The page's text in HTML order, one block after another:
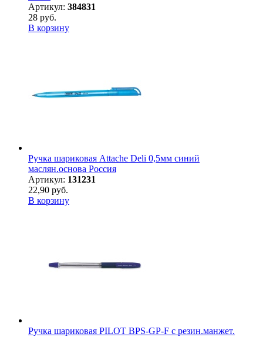
Артикул: 384831
28 руб.
В корзину
Ручка шариковая Attache Deli 0,5мм синий
маслян.основа Россия
Артикул: 131231
22,90 руб.
В корзину
Ручка шариковая PILOT BPS-GP-F с резин.манжет.